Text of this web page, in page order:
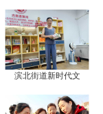
滨北街道新时代文